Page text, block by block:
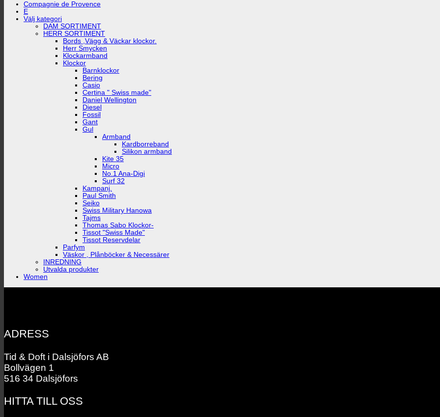
Compagnie de Provence
E
Välj kategori
DAM SORTIMENT
HERR SORTIMENT
Bords ,Vägg & Väckar klockor.
Herr Smycken
Klockarmband
Klockor
Barnklockor
Bering
Casio
Certina " Swiss made"
Daniel Wellington
Diesel
Fossil
Gant
Gul
Armband
Kardborreband
Silikon armband
Kite 35
Micro
No.1 Ana-Digi
Surf 32
Kampanj.
Paul Smith
Seiko
Swiss Military Hanowa
Tajms
Thomas Sabo Klockor-
Tissot "Swiss Made"
Tissot Reservdelar
Parfym
Väskor , Plånböcker & Necessärer
INREDNING
Utvalda produkter
Women
ADRESS
Tid & Doft i Dalsjöfors AB
Bollvägen 1
516 34 Dalsjöfors
HITTA TILL OSS